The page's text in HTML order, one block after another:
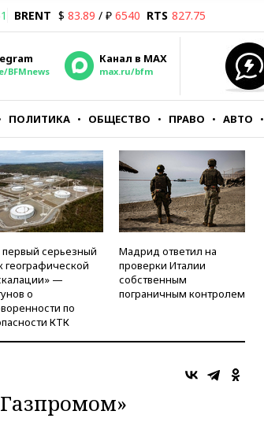
BRENT $ 83.89 / ₽ 6540 RTS 827.75
BFMnews
Канал в MAX
max.ru/bfm
ПОЛИТИКА ОБЩЕСТВО ПРАВО АВТО
первый серьезный
географической
—
о
по
КТК
Мадрид ответил на
проверки Италии
собственным
пограничным контролем